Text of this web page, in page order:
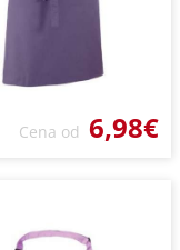
Cena od 6,98€